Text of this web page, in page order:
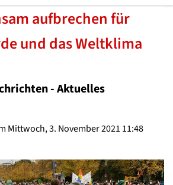
aufbrechen für
und das Weltklima
- Aktuelles
Mittwoch, 3. November 2021 11:48